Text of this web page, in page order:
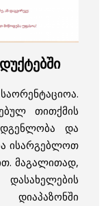
თითქმის
და
ისარგებლოთ
მაგალითად,